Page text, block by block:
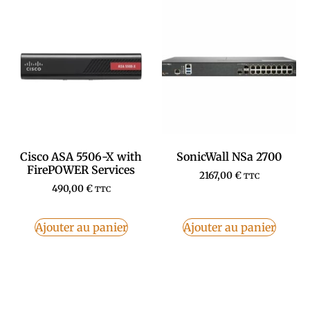
Cisco ASA 5506-X with
FirePOWER Services
490,00€ TTC
Ajouter au panier
SonicWall NSa 2700
2167,00€ TTC
Ajouter au panier